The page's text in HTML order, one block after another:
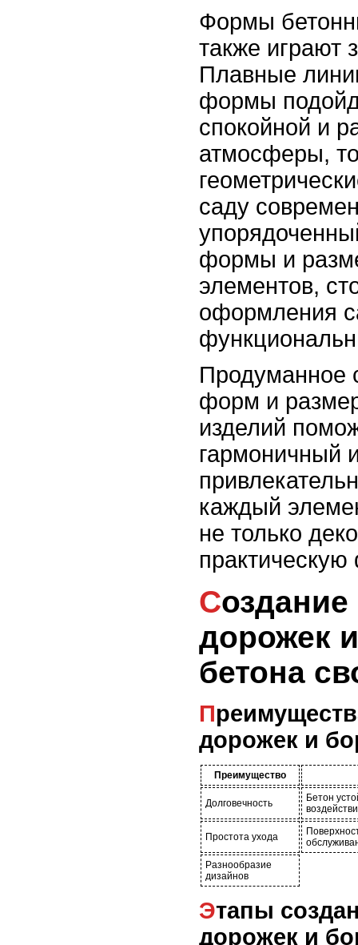
Формы
также играют
Плавные
формы
спокойной и
атмосферы,
саду
формы и
элементов,
оформления
Продуманное
форм и
изделий
гармоничный
каждый
не только
Создание садовых
дорожек
бетона
Преимущества бетонных
дорожек и
Преимущество
Долговечность
Бетон
Простота ухода
Разнообразие
дизайнов
Этапы создания бетонных
дорожек и